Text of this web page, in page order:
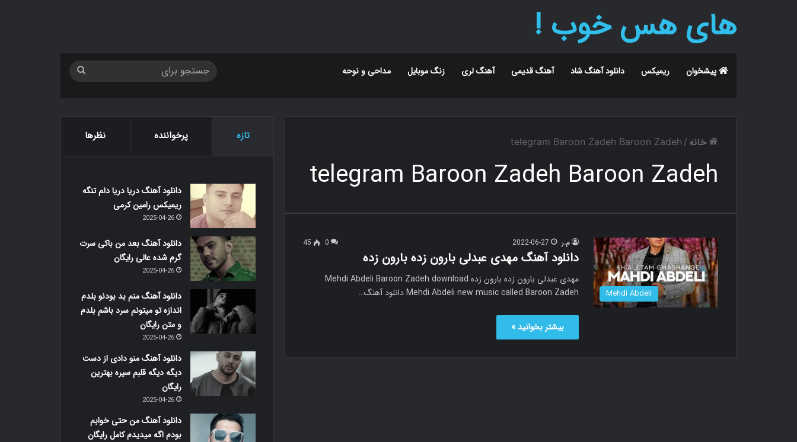
های هس خوب !
پیشخوان ریمیکس دانلود آهنگ شاد آهنگ قدیمی آهنگ لری زنگ موبایل مداحی و نوحه
خانه /
telegram Baroon Zadeh Baroon Zadeh
telegram Baroon Zadeh Baroon Zadeh
Mehdi Abdeli
م.ر 2022-06-27
0
45
دانلود آهنگ مهدی عبدلی بارون زده بارون زده
مهدی عبدلی بارون زده بارون زده Mehdi Abdeli Baroon Zadeh download
Mehdi Abdeli new music called Baroon Zadeh دانلود آهنگ…
بیشتر بخوانید »
تازه پرخواننده نظرها
دانلود آهنگ دریا دریا دلم تنگه
ریمیکس رامین کرمی
2025-04-26
دانلود آهنگ بعد من باکی سرت
گرم شده عالی رایگان
2025-04-26
دانلود آهنگ منم بد بودنو بلدم
اندازه تو میتونم سرد باشم بلدم
و متن رایگان
2025-04-26
دانلود آهنگ منو دادی از دست
دیگه دیگه قلبم سیره بهترین
رایگان
2025-04-26
دانلود آهنگ من حتی خوابم
بودم اگه میدیدم کامل رایگان